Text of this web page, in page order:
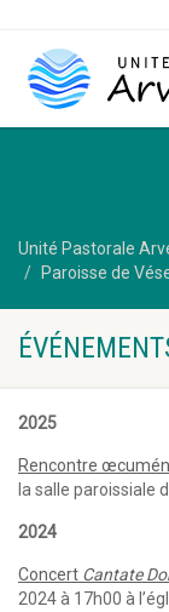
Unité Pastorale
Paroisse de
2025
Rencontre
la salle paroissiale
2024
Concert Cantate
2024 à 17h00 à